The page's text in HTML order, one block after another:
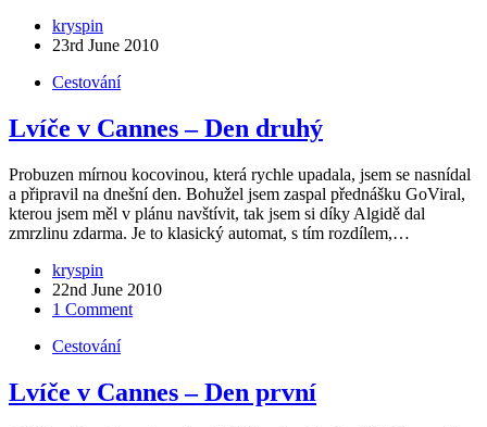
kryspin
23rd June 2010
Cestování
Lvíče v Cannes – Den druhý
Probuzen mírnou kocovinou, která rychle upadala, jsem se nasnídal
a připravil na dnešní den. Bohužel jsem zaspal přednášku GoViral,
kterou jsem měl v plánu navštívit, tak jsem si díky Algidě dal
zmrzlinu zdarma. Je to klasický automat, s tím rozdílem,…
kryspin
22nd June 2010
1 Comment
Cestování
Lvíče v Cannes – Den první